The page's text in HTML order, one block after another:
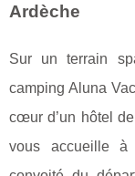
Ardèche
Sur un terrain
camping Aluna
cœur d’un hôtel
vous accueille